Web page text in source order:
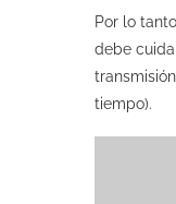
Por lo
debe
tiempo).